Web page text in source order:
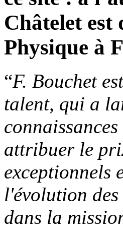
Châtelet est
Physique à
“F. Bouchet
talent, qui a
connaissances
attribuer le
exceptionnels
l'évolution
dans la